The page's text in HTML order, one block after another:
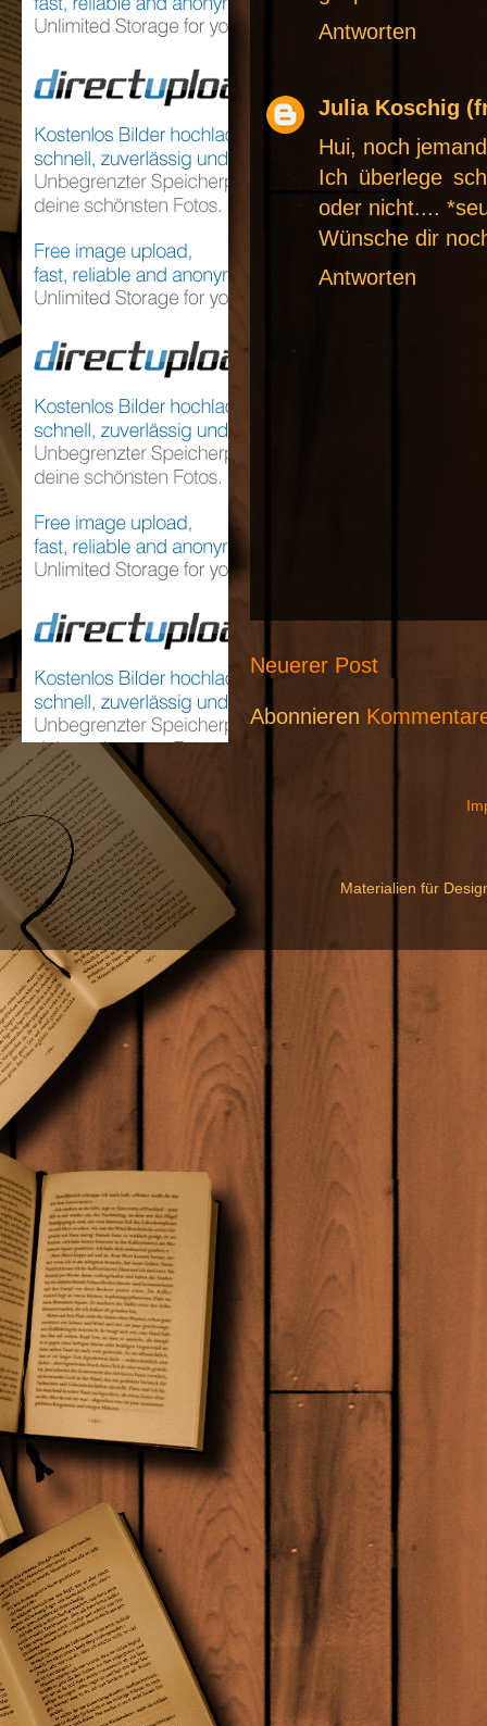
Antworten
Julia Koschig
Hui, noch
Ich überlege
oder nicht....
Wünsche dir
Antworten
Neuerer Post
Abonnieren
Materialien für